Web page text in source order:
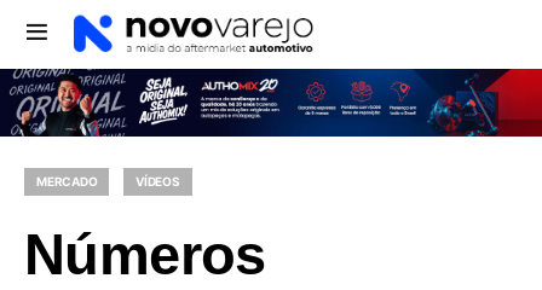
MERCADO VÍDEOS
Números